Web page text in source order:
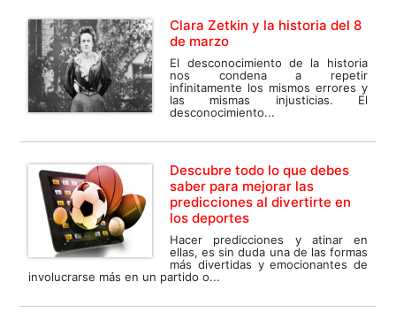
Clara Zetkin y la historia del 8
de marzo
El desconocimiento de la historia
nos condena a repetir
infinitamente los mismos errores y
las mismas injusticias. El
desconocimiento...
Descubre todo lo que debes
saber para mejorar las
predicciones al divertirte en
los deportes
Hacer predicciones y atinar en
ellas, es sin duda una de las formas
más divertidas y emocionantes de
involucrarse más en un partido o...